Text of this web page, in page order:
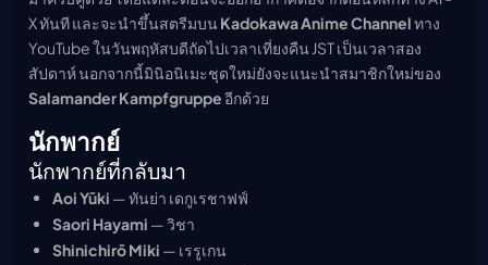
X ทันที และจะนำขึ้นสตรีมบน Kadokawa Anime Channelทาง
YouTube ในวันพฤหัสบดีถัดไปเวลาเที่ยงคืน JST เป็นเวลาสอง
สัปดาห์ นอกจากนี้มินิอนิเมะชุดใหม่ยังจะแนะนำสมาชิกใหม่ของ
Salamander Kampfgruppeอีกด้วย
นักพากย์
นักพากย์ที่กลับมา
Aoi Yūki — ทันย่า เดกูเรชาฟฟ์
Saori Hayami — วิชา
Shinichirō Miki — เรรูเกน